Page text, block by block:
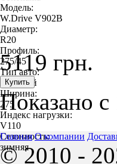
Модель:
W.Drive V902B
Диаметр:
R20
Профиль:
275/45
Тип авто:
легковой
Ширина:
275
Индекс нагрузки:
V110
Сезонность:
зимняя
5119 грн.
Показано с
Главная О компании
© 2010 -